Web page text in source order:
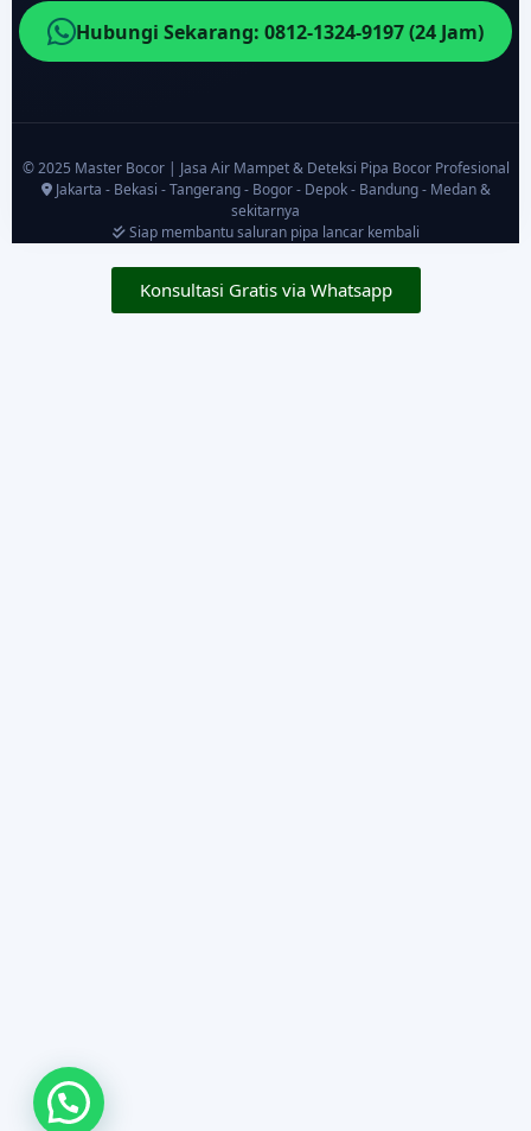
Hubungi Sekarang: 0812-1324-9197 (24 Jam)
© 2025 Master Bocor | Jasa Air Mampet & Deteksi Pipa Bocor Profesional
Jakarta - Bekasi - Tangerang - Bogor - Depok - Bandung - Medan &
sekitarnya
Siap membantu saluran pipa lancar kembali
Konsultasi Gratis via Whatsapp